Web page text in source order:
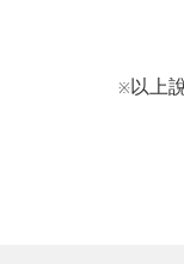
※ 以上